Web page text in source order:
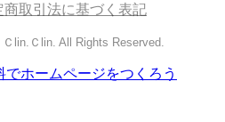
商取引法に基づく表記
lin.Ｃlin. All Rights Reserved.
でホームページをつくろう